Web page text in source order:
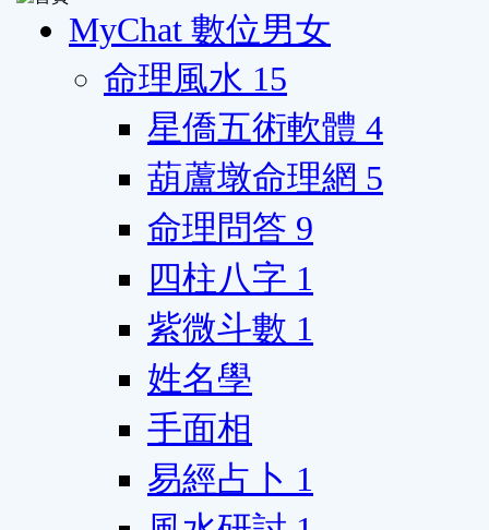
MyChat 數位男女
命理風水 15
星僑五術軟體 4
葫蘆墩命理網 5
命理問答 9
四柱八字 1
紫微斗數 1
姓名學
手面相
易經占卜 1